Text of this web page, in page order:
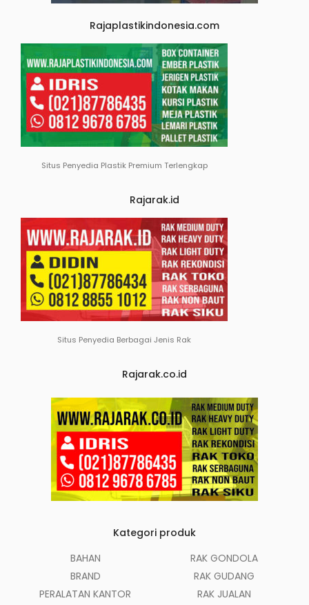
Rajaplastikindonesia.com
Situs Penyedia Plastik Premium Terlengkap
Rajarak.id
Situs Penyedia Berbagai Jenis Rak
Rajarak.co.id
Kategori produk
BAHAN
BRAND
PERALATAN KANTOR
RAK GONDOLA
RAK GUDANG
RAK JUALAN